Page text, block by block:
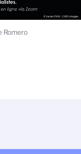
Romero